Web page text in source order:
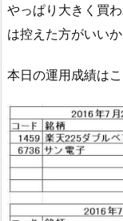
やっぱり大きく買
は控えた方がいいか
本日の運用成績はこ